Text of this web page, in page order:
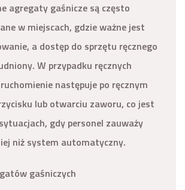
agregaty gaśnicze są często
w miejscach, gdzie ważne jest
a dostęp do sprzętu ręcznego
W przypadku ręcznych
następuje po ręcznym
lub otwarciu zaworu, co jest
gdy personel zauważy
niż system automatyczny.
gaśniczych